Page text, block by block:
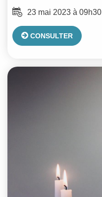
23 mai 2023 à 09h30
CONSULTER